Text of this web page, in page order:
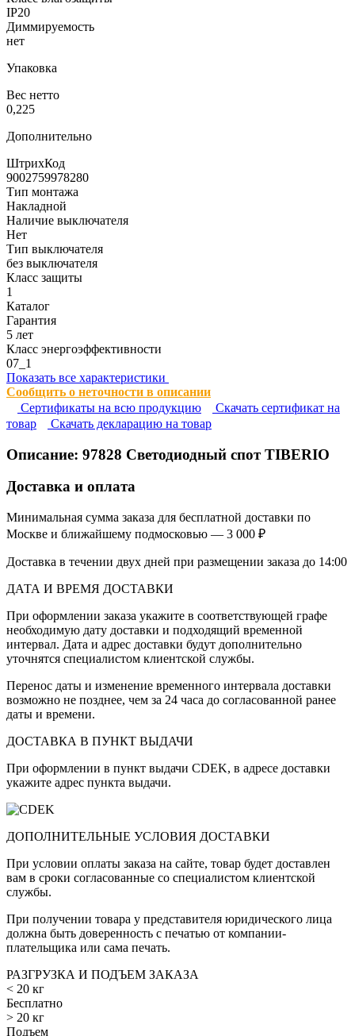
IP20
Диммируемость
нет
Упаковка
Вес нетто
0,225
Дополнительно
ШтрихКод
9002759978280
Тип монтажа
Накладной
Наличие выключателя
Нет
Тип выключателя
без выключателя
Класс защиты
1
Каталог
Гарантия
5 лет
Класс энергоэффективности
07_1
Показать все характеристики
Сообщить о неточности в описании
Сертификаты на всю продукцию
Cкачать сертификат на
товар
Cкачать декларацию на товар
Описание: 97828 Светодиодный спот TIBERIO
Доставка и оплата
Минимальная сумма заказа для бесплатной доставки по
Москве и ближайшему подмосковью — 3 000 ₽
Доставка в течении двух дней при размещении заказа до 14:00
ДАТА И ВРЕМЯ ДОСТАВКИ
При оформлении заказа укажите в соответствующей графе
необходимую дату доставки и подходящий временной
интервал. Дата и адрес доставки будут дополнительно
уточнятся специалистом клиентской службы.
Перенос даты и изменение временного интервала доставки
возможно не позднее, чем за 24 часа до согласованной ранее
даты и времени.
ДОСТАВКА В ПУНКТ ВЫДАЧИ
При оформлении в пункт выдачи CDEK, в адресе доставки
укажите адрес пункта выдачи.
ДОПОЛНИТЕЛЬНЫЕ УСЛОВИЯ ДОСТАВКИ
При условии оплаты заказа на сайте, товар будет доставлен
вам в сроки согласованные со специалистом клиентской
службы.
При получении товара у представителя юридического лица
должна быть доверенность с печатью от компании-
плательщика или сама печать.
РАЗГРУЗКА И ПОДЪЕМ ЗАКАЗА
< 20 кг
Бесплатно
> 20 кг
Подъем